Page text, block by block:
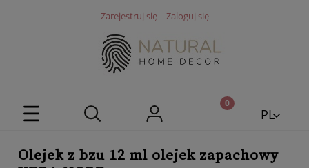
Zarejestruj się Zaloguj się
PL
Olejek z bzu 12 ml olejek zapachowy